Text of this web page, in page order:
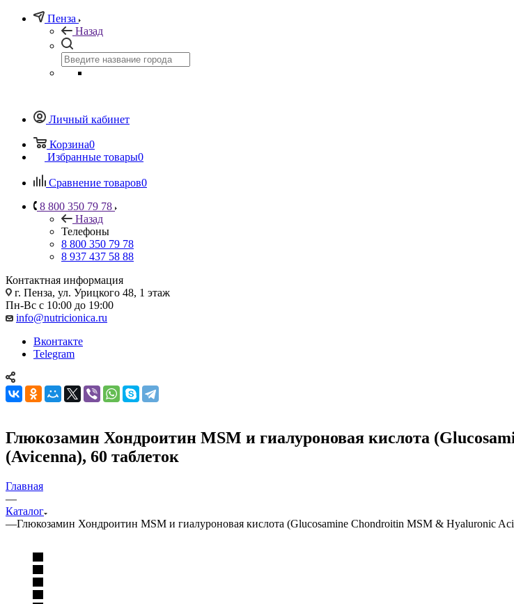
Пенза
Назад
Личный кабинет
Корзина0
Избранные товары0
Сравнение товаров0
8 800 350 79 78
Назад
Телефоны
8 800 350 79 78
8 937 437 58 88
Контактная информация
г. Пенза, ул. Урицкого 48, 1 этаж
Пн-Вс с 10:00 до 19:00
info@nutricionica.ru
Вконтакте
Telegram
Глюкозамин Хондроитин MSM и гиалуроновая кислота
(Avicenna), 60 таблеток
Главная
—
Каталог
—Глюкозамин Хондроитин MSM и гиалуроновая кислота (Glucosamine Chondroitin MSM & Hyaluronic